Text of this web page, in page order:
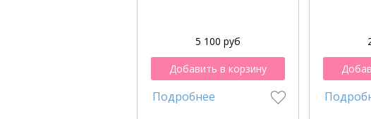
5 100 руб
Добавить в корзину
Подробнее